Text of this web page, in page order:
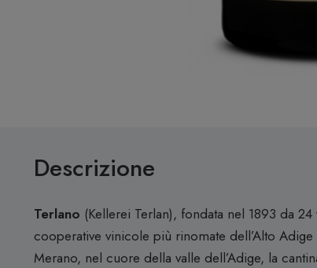
Descrizione
Terlano (Kellerei Terlan), fondata nel 1893 da
cooperative vinicole più rinomate dell’Alto Adige
Merano, nel cuore della valle dell’Adige, la